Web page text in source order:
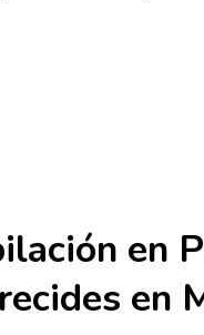
en
en